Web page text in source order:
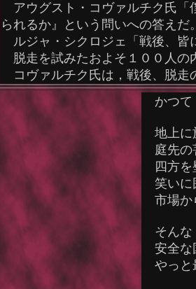
アウグスト・コヴァルチク氏「
られるか』という問いへの答えだ
ルジャ・シクロジェ「戦後、皆
脱走を試みたおよそ１００人の
コヴァルチク氏は，戦後、脱走
かつて
地上に
庭先の
四方を
笑いに
市場か
そんな
安全な
やっと